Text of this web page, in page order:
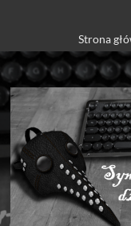
content
Strona